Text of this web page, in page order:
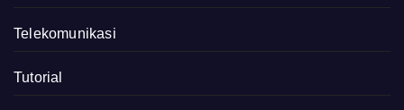
Telekomunikasi
Tutorial